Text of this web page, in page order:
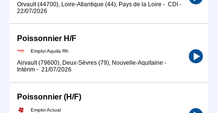
Orvault (44700), Loire-Atlantique (44), Pays de la Loire - CDI -
22/07/2026
Poissonnier H/F
Emploi Aquila Rh
Airvault (79600), Deux-Sèvres (79), Nouvelle-Aquitaine -
Intérim - 21/07/2026
Poissonnier (H/F)
Emploi Actual